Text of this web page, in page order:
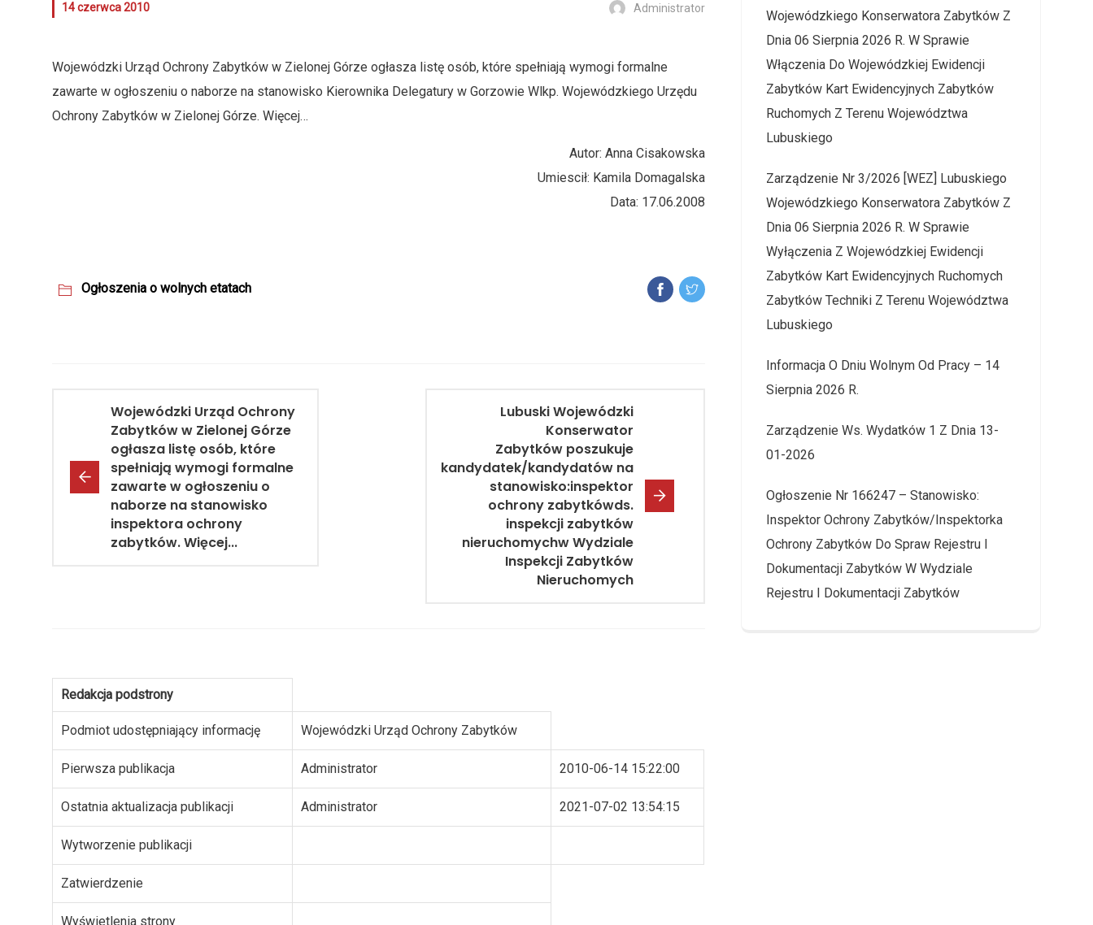
14 czerwca 2010 Administrator
Wojewódzki Urząd Ochrony Zabytków w Zielonej Górze ogłasza listę osób, które spełniają wymogi formalne
zawarte w ogłoszeniu o naborze na stanowisko Kierownika Delegatury w Gorzowie Wlkp. Wojewódzkiego Urzędu
Ochrony Zabytków w Zielonej Górze. Więcej…
Autor: Anna Cisakowska
Umiescił: Kamila Domagalska
Data: 17.06.2008
Ogłoszenia o wolnych etatach
Wojewódzki Urząd Ochrony
Zabytków w Zielonej Górze
ogłasza listę osób, które
spełniają wymogi formalne
zawarte w ogłoszeniu o
naborze na stanowisko
inspektora ochrony
zabytków. Więcej...
Lubuski Wojewódzki
Konserwator
Zabytków poszukuje
kandydatek/kandydatów na
stanowisko:inspektor
ochrony zabytkówds.
inspekcji zabytków
nieruchomychw Wydziale
Inspekcji Zabytków
Nieruchomych
Redakcja podstrony
Podmiot udostępniający informację Wojewódzki Urząd Ochrony Zabytków
Pierwsza publikacja Administrator 2010-06-14 15:22:00
Ostatnia aktualizacja publikacji Administrator 2021-07-02 13:54:15
Wytworzenie publikacji
Zatwierdzenie
Wyświetlenia strony
Wojewódzkiego Konserwatora Zabytków Z
Dnia 06 Sierpnia 2026 R. W Sprawie
Włączenia Do Wojewódzkiej Ewidencji
Zabytków Kart Ewidencyjnych Zabytków
Ruchomych Z Terenu Województwa
Lubuskiego
Zarządzenie Nr 3/2026 [WEZ] Lubuskiego
Wojewódzkiego Konserwatora Zabytków Z
Dnia 06 Sierpnia 2026 R. W Sprawie
Wyłączenia Z Wojewódzkiej Ewidencji
Zabytków Kart Ewidencyjnych Ruchomych
Zabytków Techniki Z Terenu Województwa
Lubuskiego
Informacja O Dniu Wolnym Od Pracy – 14
Sierpnia 2026 R.
Zarządzenie Ws. Wydatków 1 Z Dnia 13-
01-2026
Ogłoszenie Nr 166247 – Stanowisko:
Inspektor Ochrony Zabytków/Inspektorka
Ochrony Zabytków Do Spraw Rejestru I
Dokumentacji Zabytków W Wydziale
Rejestru I Dokumentacji Zabytków